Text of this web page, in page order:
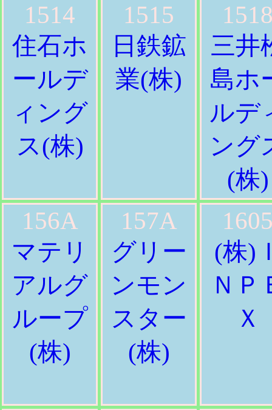
1514
住石ホ
ールデ
ィング
ス(株)
1515
日鉄鉱
業(株)
三井
島ホ
ルデ
ング
(株)
156A
マテリ
アルグ
ループ
(株)
157A
グリー
ンモン
スター
(株)
(株)
ＮＰ
Ｘ